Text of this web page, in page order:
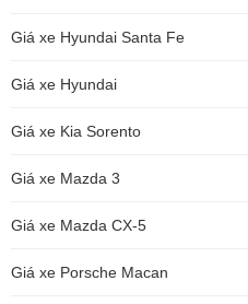
Giá xe Hyundai Santa Fe
Giá xe Hyundai
Giá xe Kia Sorento
Giá xe Mazda 3
Giá xe Mazda CX-5
Giá xe Porsche Macan